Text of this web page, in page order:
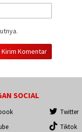
SOCIAL
Twitter
Tiktok